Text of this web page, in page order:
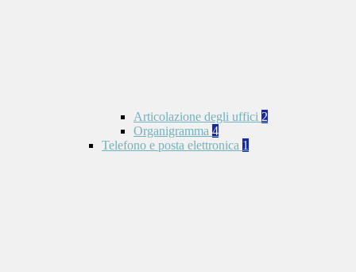
Articolazione degli uffici 2
Organigramma 4
Telefono e posta elettronica 1